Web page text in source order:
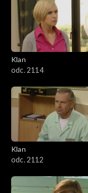
Klan
odc. 2114
Klan
odc. 2112